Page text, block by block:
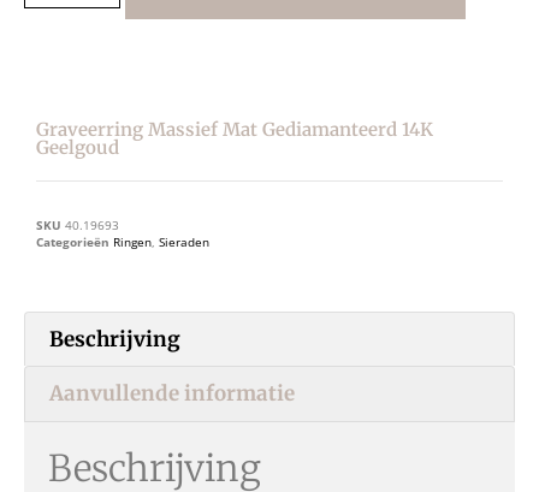
Graveerring Massief Mat Gediamanteerd 14K
Geelgoud
SKU 40.19693
Categorieën Ringen, Sieraden
Beschrijving
Aanvullende informatie
Beschrijving